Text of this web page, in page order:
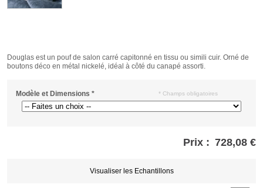
Douglas est un pouf de salon carré capitonné en tissu ou simili cuir. Orné de
boutons déco en métal nickelé, idéal à côté du canapé assorti.
Modèle et Dimensions * * Champs obligatoires
Prix : 728,08 €
Visualiser les Echantillons